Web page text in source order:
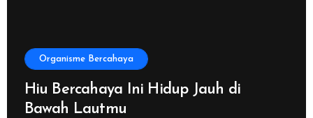
Organisme Bercahaya
Hiu Bercahaya Ini Hidup Jauh di
Bawah Lautmu